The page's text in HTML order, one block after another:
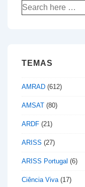
Pesquisar
por:
TEMAS
AMRAD (612)
AMSAT (80)
ARDF (21)
ARISS (27)
ARISS Portugal (6)
Ciência Viva(17)